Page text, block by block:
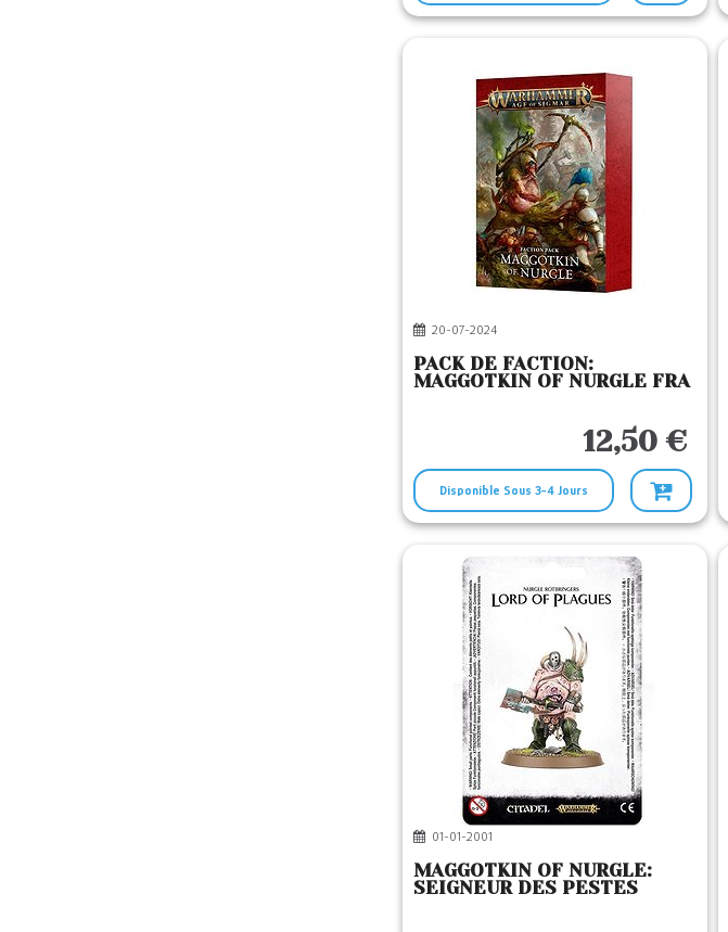
20-07-2024
PACK DE FACTION:
MAGGOTKIN OF NURGLE FRA
12,50 €
Disponible Sous 3-4 Jours
01-01-2001
MAGGOTKIN OF NURGLE:
SEIGNEUR DES PESTES